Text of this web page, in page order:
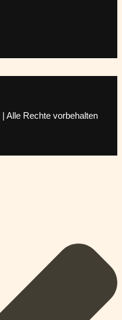
Alle Rechte vorbehalten